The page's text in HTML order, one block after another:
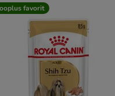
favorit